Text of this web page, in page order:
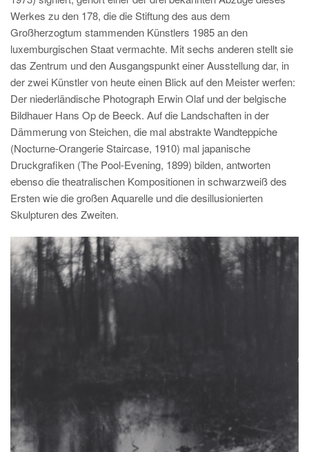
Werkes zu den 178, die die Stiftung des aus dem
Großherzogtum stammenden Künstlers 1985 an den
luxemburgischen Staat vermachte. Mit sechs anderen stellt sie
das Zentrum und den Ausgangspunkt einer Ausstellung dar, in
der zwei Künstler von heute einen Blick auf den Meister werfen:
Der niederländische Photograph Erwin Olaf und der belgische
Bildhauer Hans Op de Beeck. Auf die Landschaften in der
Dämmerung von Steichen, die mal abstrakte Wandteppiche
(Nocturne-Orangerie Staircase, 1910) mal japanische
Druckgrafiken (The Pool-Evening, 1899) bilden, antworten
ebenso die theatralischen Kompositionen in schwarzweiß des
Ersten wie die großen Aquarelle und die desillusionierten
Skulpturen des Zweiten.